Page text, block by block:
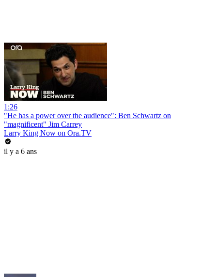
1:26
"He has a power over the audience": Ben Schwartz on
"magnificent" Jim Carrey
Larry King Now on Ora.TV
il y a 6 ans